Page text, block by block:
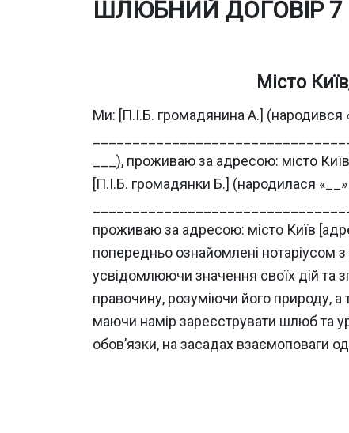
ШЛЮБНИЙ ДОГОВІР 7
Місто
Ми: [П.І.Б. громадянина А.] (народився
___), проживаю за адресою: місто
[П.І.Б. громадянки Б.] (народилася
проживаю за адресою: місто Київ
попередньо ознайомлені нотаріусом
усвідомлюючи значення своїх дій та
правочину, розуміючи його природу, а
маючи намір зареєструвати шлюб та
обов’язки, на засадах взаємоповаги